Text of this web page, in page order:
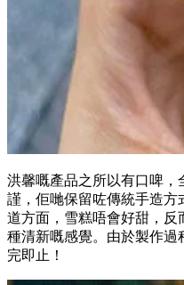
洪馨嘅產品之所以有口啤，
謹，佢哋保留咗傳統手造方
道方面，雪糕唔會好甜，反
種清新嘅感覺。由於製作
完即止！